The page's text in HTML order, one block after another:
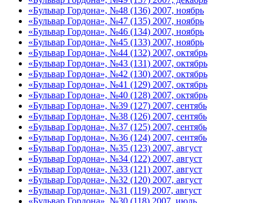
«Бульвар Гордона», №48 (136) 2007, ноябрь
«Бульвар Гордона», №47 (135) 2007, ноябрь
«Бульвар Гордона», №46 (134) 2007, ноябрь
«Бульвар Гордона», №45 (133) 2007, ноябрь
«Бульвар Гордона», №44 (132) 2007, октябрь
«Бульвар Гордона», №43 (131) 2007, октябрь
«Бульвар Гордона», №42 (130) 2007, октябрь
«Бульвар Гордона», №41 (129) 2007, октябрь
«Бульвар Гордона», №40 (128) 2007, октябрь
«Бульвар Гордона», №39 (127) 2007, сентябь
«Бульвар Гордона», №38 (126) 2007, сентябь
«Бульвар Гордона», №37 (125) 2007, сентябь
«Бульвар Гордона», №36 (124) 2007, сентябь
«Бульвар Гордона», №35 (123) 2007, август
«Бульвар Гордона», №34 (122) 2007, август
«Бульвар Гордона», №33 (121) 2007, август
«Бульвар Гордона», №32 (120) 2007, август
«Бульвар Гордона», №31 (119) 2007, август
«Бульвар Гордона», №30 (118) 2007, июль